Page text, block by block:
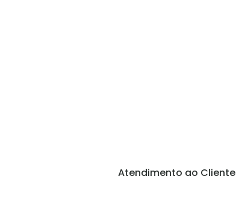
Atendimento ao Cliente